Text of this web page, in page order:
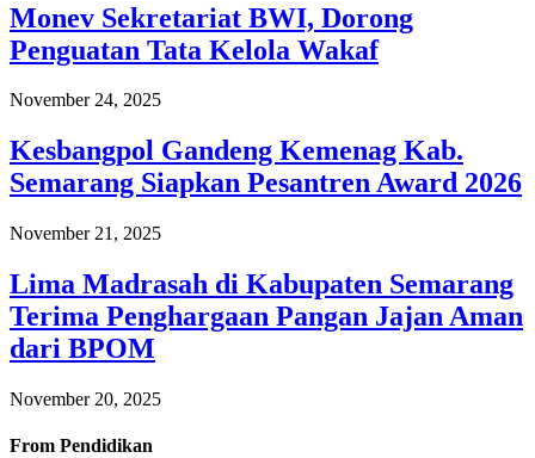
Monev Sekretariat BWI, Dorong
Penguatan Tata Kelola Wakaf
November 24, 2025
Kesbangpol Gandeng Kemenag Kab.
Semarang Siapkan Pesantren Award 2026
November 21, 2025
Lima Madrasah di Kabupaten Semarang
Terima Penghargaan Pangan Jajan Aman
dari BPOM
November 20, 2025
From Pendidikan